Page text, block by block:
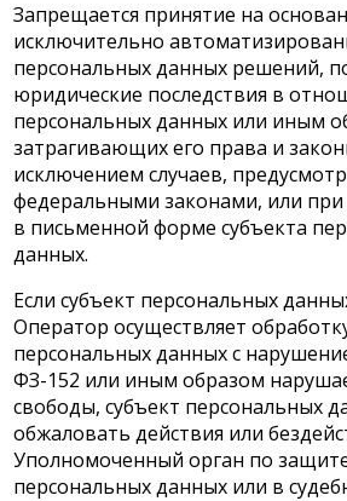
Запрещается принятие на
исключительно
персональных данных решений,
юридические последствия в
персональных данных или иным
затрагивающих его права и
исключением случаев,
федеральными законами, или при
в письменной форме субъекта
данных.
Если субъект персональных
Оператор осуществляет
персональных данных с
ФЗ-152 или иным образом
свободы, субъект персональных
обжаловать действия или
Уполномоченный орган по
персональных данных или в